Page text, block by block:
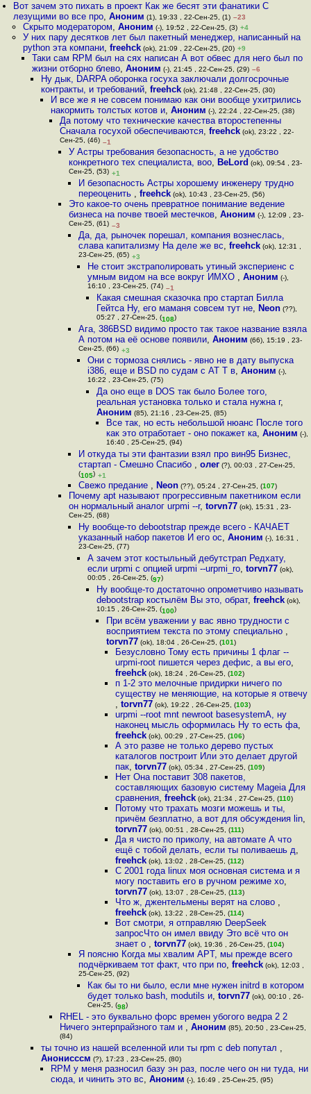
Вот зачем это пихать в проект Как же бесят эти фанатики C
лезущими во все про,Аноним (1), 19:33 , 22-Сен-25, (1) –23
Скрыто модератором, Аноним (-), 19:52 , 22-Сен-25, (3) +4
У них пару десятков лет был пакетный менеджер, написанный на
python эта компани, freehck(ok), 21:09 , 22-Сен-25, (20) +9
Таки сам RPM был на сях написан А вот обвес для него был по
жизни отборно блево, Аноним (-), 21:45 , 22-Сен-25, (29) –6
Ну дык, DARPA оборонка госуха заключали долгосрочные
контракты, и требований,freehck (ok), 21:48 , 22-Сен-25, (30)
И все же я не совсем понимаю как они вообще ухитрились
накормить толстых котов и, Аноним (-), 22:24 , 22-Сен-25, (38)
Да потому что технические качества второстепенны
Сначала госухой обеспечиваются, freehck(ok), 23:22 , 22-
Сен-25, (46) –1
У Астры требования безопасность, а не удобство
конкретного тех специалиста, воо, BeLord (ok), 09:54 , 23-
Сен-25, (53) +1
И безопасность Астры хорошему инженеру трудно
переоценить , freehck(ok), 10:43 , 23-Сен-25, (56)
Это какое-то очень превратное понимание ведение
бизнеса на почве твоей местечков,Аноним (-), 12:09 , 23-
Сен-25, (61) –3
Да, да, рыночек порешал, компания вознеслась,
слава капитализму На деле же вс, freehck(ok), 12:31 ,
23-Сен-25, (65) +3
Не стоит экстраполировать утиный экспериенс с
умным видом на все вокруг ИМХО , Аноним (-),
16:10 , 23-Сен-25, (74) –1
Какая смешная сказочка про стартап Билла
Гейтса Ну, его маманя совсем тут не, Neon (??),
05:27 , 27-Сен-25, (108)
Ага, 386BSD видимо просто так такое название взяла
А потом на её основе появили, Аноним (66), 15:19 , 23-
Сен-25, (66) +3
Они с тормоза снялись - явно не в дату выпуска
i386, еще и BSD по судам с AT T в, Аноним (-),
16:22 , 23-Сен-25, (75)
Да оно еще в DOS так было Более того,
реальная установка только и стала нужна г,
Аноним (85), 21:16 , 23-Сен-25, (85)
Все так, но есть небольшой нюанс После того
как это отработает - оно покажет ка, Аноним (-),
16:40 , 25-Сен-25, (94)
И откуда ты эти фантазии взял про вин95 Бизнес,
стартап - Смешно Спасибо , олег(?), 00:03 , 27-Сен-25,
(105) +1
Свежо предание , Neon(??), 05:24 , 27-Сен-25, (107)
Почему apt называют прогрессивным пакетником если
он нормальный аналог urpmi --r,torvn77 (ok), 15:31 , 23-
Сен-25, (68)
Ну вообще-то debootstrap прежде всего - КАЧАЕТ
указанный набор пакетов И его ос, Аноним (-), 16:31 ,
23-Сен-25, (77)
А зачем этот костыльный дебутстрап Редхату,
если urpmi с опцией urpmi --urpmi_ro, torvn77(ok),
00:05 , 26-Сен-25, (97)
Ну вообще-то достаточно опрометчиво называть
debootstrap костылём Вы это, обрат,freehck (ok),
10:15 , 26-Сен-25, (100)
При всём уважении у вас явно трудности с
восприятием текста по этому специально ,
torvn77(ok), 18:04 , 26-Сен-25, (101)
Безусловно Тому есть причины 1 флаг --
urpmi-root пишется через дефис, а вы его,
freehck(ok), 18:24 , 26-Сен-25, (102)
п 1-2 это мелочные придирки ничего по
существу не меняющие, на которые я отвечу
, torvn77(ok), 19:22 , 26-Сен-25, (103)
urpmi --root mnt newroot basesystemА, ну
наконец мысль оформилась Ну то есть фа,
freehck(ok), 00:29 , 27-Сен-25, (106)
А это разве не только дерево пустых
каталогов построит Или это делает другой
пак, torvn77(ok), 05:34 , 27-Сен-25, (109)
Нет Она поставит 308 пакетов,
составляющих базовую систему Mageia Для
сравнения, freehck(ok), 21:34 , 27-Сен-25, (110)
Потому что трахать мозги можешь и ты,
причём безплатно, а вот для обсуждения lin,
torvn77(ok), 00:51 , 28-Сен-25, (111)
Да я чисто по приколу, на автомате А что
ещё с тобой делать, если ты поливаешь д,
freehck(ok), 13:02 , 28-Сен-25, (112)
С 2001 года linux моя основная система и я
могу поставить его в ручном режиме хо,
torvn77(ok), 13:07 , 28-Сен-25, (113)
Что ж, джентельмены верят на слово ,
freehck(ok), 13:22 , 28-Сен-25, (114)
Вот смотри, я отправляю DeepSeek
запросЧто он имел ввиду Это всё что он
знает о , torvn77(ok), 19:36 , 26-Сен-25, (104)
Я поясню Когда мы хвалим APT, мы прежде всего
подчёркиваем тот факт, что при по, freehck(ok), 12:03 ,
25-Сен-25, (92)
Как бы то ни было, если мне нужен initrd в котором
будет только bash, modutils и, torvn77(ok), 00:10 , 26-
Сен-25, (98)
RHEL - это буквально форс времен убогого ведра 2 2
Ничего энтерпрайзного там и , Аноним (85), 20:50 , 23-Сен-25,
(84)
ты точно из нашей вселенной или ты rpm с deb попутал ,
Анонисссм (?), 17:23 , 23-Сен-25, (80)
RPM у меня разносил базу эн раз, после чего он ни туда, ни
сюда, и чинить это вс, Аноним (-), 16:49 , 25-Сен-25, (95)